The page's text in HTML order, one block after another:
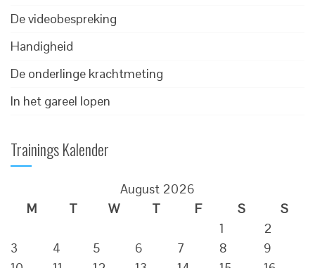
De videobespreking
Handigheid
De onderlinge krachtmeting
In het gareel lopen
Trainings Kalender
August 2026
M
T W T F S
S
1
2
3
4 5 6 7 8
9